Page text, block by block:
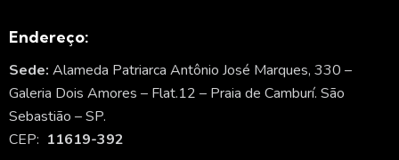
Endereço:
Sede: Alameda Patriarca Antônio José Marques, 330 –
Galeria Dois Amores – Flat.12 – Praia de Camburí. São
Sebastião – SP.
CEP: 11619-392